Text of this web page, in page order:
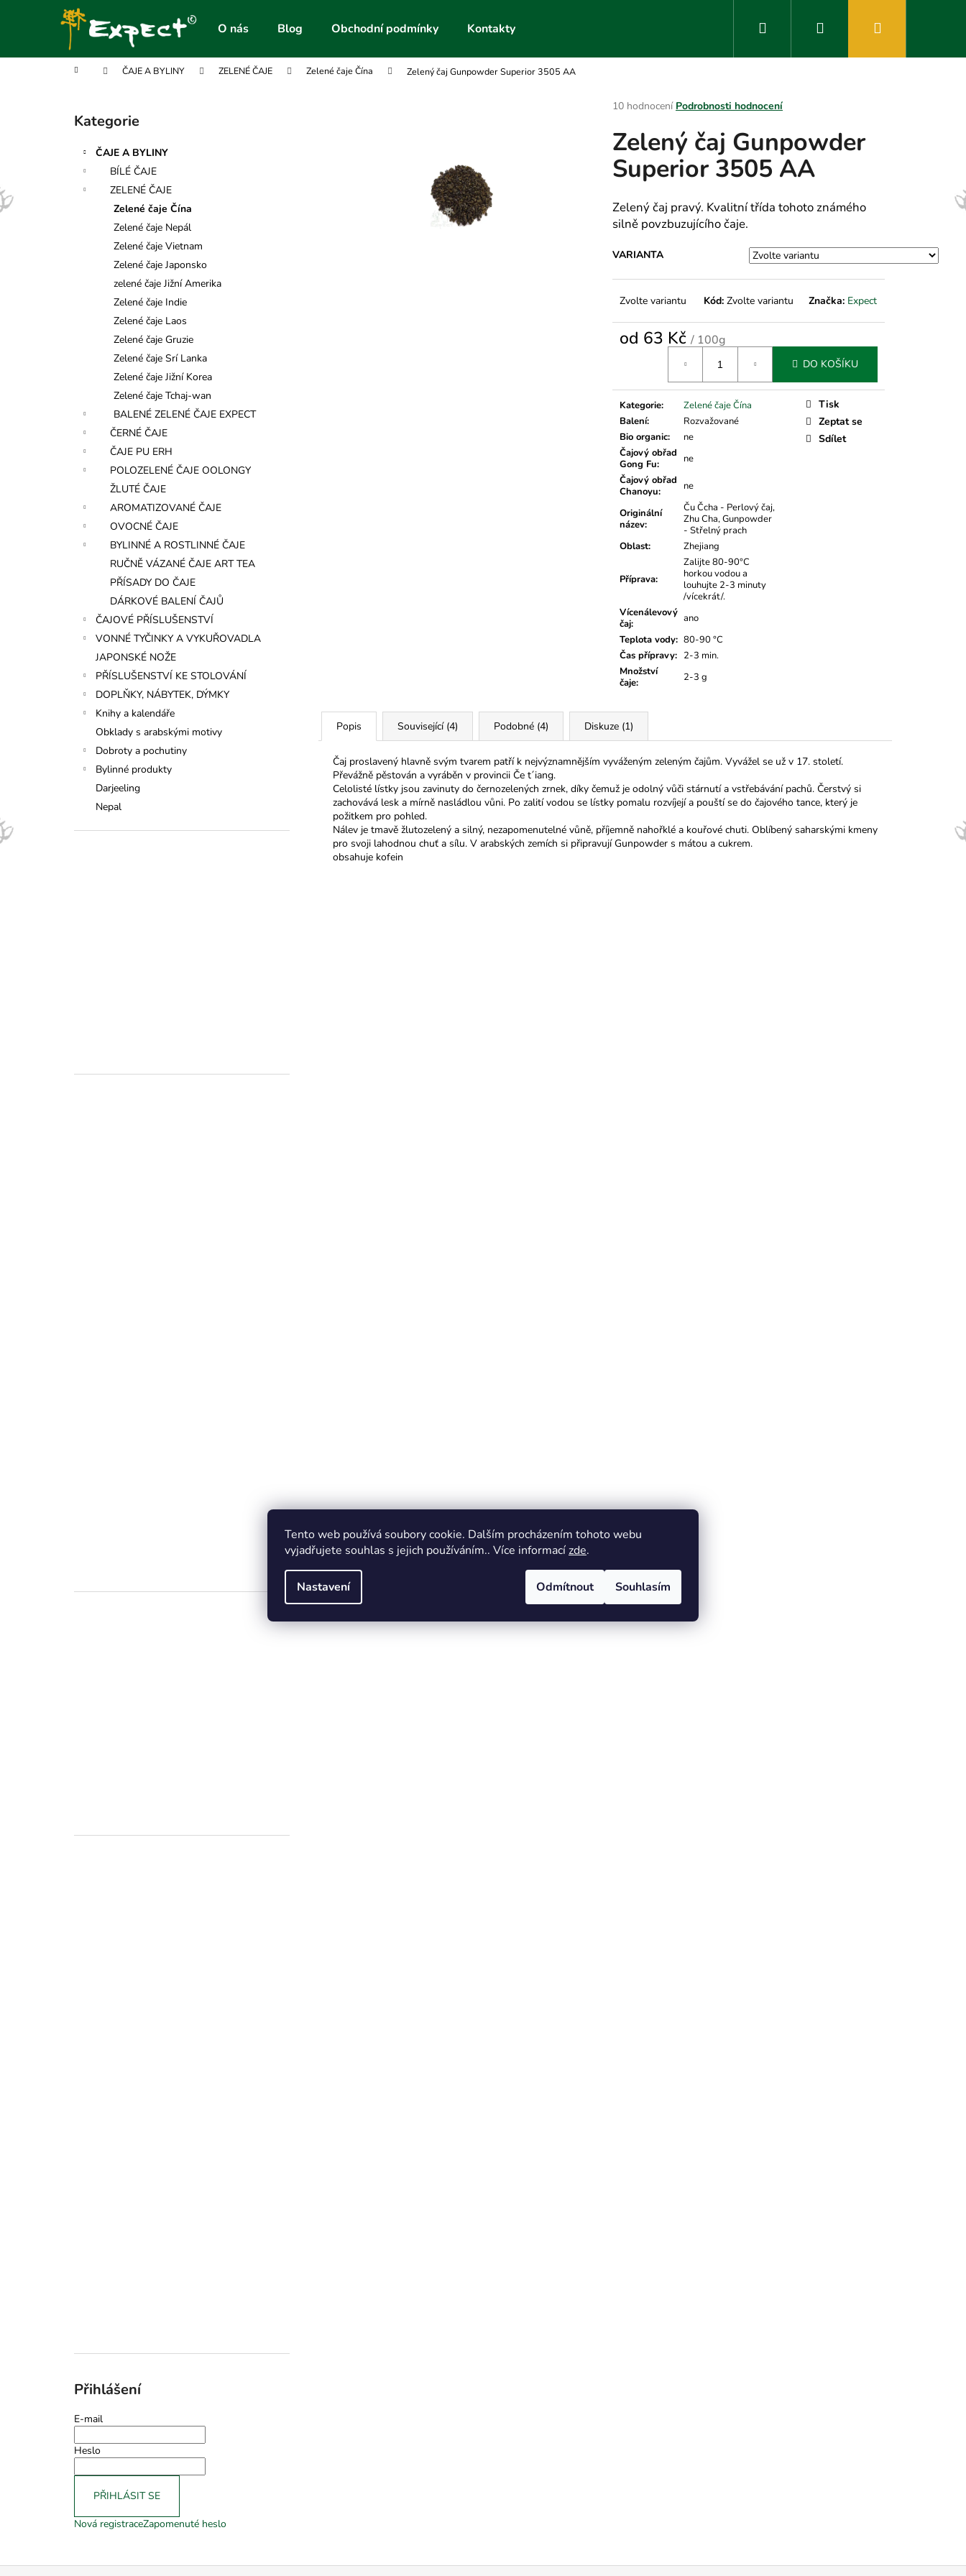
Tento web používá soubory cookie. Dalším procházením tohoto webu
vyjadřujete souhlas s jejich používáním.. Více informacízde.
Nastavení Odmítnout Souhlasím
O nás Blog Obchodní podmínky Kontakty Hledat Přihlášení
Domů ČAJE A BYLINY ZELENÉ ČAJE Zelené čaje Čína Zelený čaj Gunpowder Superior 3505 AA
Přeskočit
kategorie
Kategorie
ČAJE A BYLINY
BÍLÉ ČAJE
ZELENÉ ČAJE
Zelené čaje Čína
Zelené čaje Nepál
Zelené čaje Vietnam
Zelené čaje Japonsko
zelené čaje Jižní Amerika
Zelené čaje Indie
Zelené čaje Laos
Zelené čaje Gruzie
Zelené čaje Srí Lanka
Zelené čaje Jižní Korea
Zelené čaje Tchaj-wan
BALENÉ ZELENÉ ČAJE EXPECT
ČERNÉ ČAJE
ČAJE PU ERH
POLOZELENÉ ČAJE OOLONGY
ŽLUTÉ ČAJE
AROMATIZOVANÉ ČAJE
OVOCNÉ ČAJE
BYLINNÉ A ROSTLINNÉ ČAJE
RUČNĚ VÁZANÉ ČAJE ART TEA
PŘÍSADY DO ČAJE
DÁRKOVÉ BALENÍ ČAJŮ
ČAJOVÉ PŘÍSLUŠENSTVÍ
VONNÉ TYČINKY A VYKUŘOVADLA
JAPONSKÉ NOŽE
PŘÍSLUŠENSTVÍ KE STOLOVÁNÍ
DOPLŇKY, NÁBYTEK, DÝMKY
Knihy a kalendáře
Obklady s arabskými motivy
Dobroty a pochutiny
Bylinné produkty
Darjeeling
Nepal
Přihlášení
E-mail
Heslo
PŘIHLÁSIT SE
Nová registraceZapomenuté heslo
Průměrné
produktu
je
3,6
z
hvězdiček.
10 hodnocení Podrobnosti hodnocení
Zelený čaj Gunpowder
Superior 3505 AA
Zelený čaj pravý. Kvalitní třída tohoto známého
silně povzbuzujícího čaje.
VARIANTA
Zvolte variantu Kód: Zvolte variantu Značka: Expect
od 63 Kč / 100g
DO KOŠÍKU
Kategorie:
Zelené čaje Čína
Balení:
Rozvažované
Bio organic:
ne
Čajový obřad
Gong Fu:
ne
Čajový obřad
Chanoyu: ne
Originální
název:
Ču Čcha - Perlový čaj,
Zhu Cha, Gunpowder
- Střelný prach
Oblast: Zhejiang
Příprava:
Zalijte 80-90°C
horkou vodou a
louhujte 2-3 minuty
/vícekrát/.
Vícenálevový
čaj:
ano
Teplota vody: 80-90 °C
Čas přípravy: 2-3 min.
Množství
čaje: 2-3 g
Tisk
Zeptat se
Sdílet
Popis Související (4) Podobné (4) Diskuze (1)
Čaj proslavený hlavně svým tvarem patří k nejvýznamnějším vyváženým zeleným čajům. Vyvážel se už v 17. století.
Převážně pěstován a vyráběn v provincii Če t´iang.
Celolisté lístky jsou zavinuty do černozelených zrnek, díky čemuž je odolný vůči stárnutí a vstřebávání pachů. Čerstvý si
zachovává lesk a mírně nasládlou vůni. Po zalití vodou se lístky pomalu rozvíjejí a pouští se do čajového tance, který je
požitkem pro pohled.
Nálev je tmavě žlutozelený a silný, nezapomenutelné vůně, příjemně nahořklé a kouřové chuti. Oblíbený saharskými kmeny
pro svoji lahodnou chuť a sílu. V arabských zemích si připravují Gunpowder s mátou a cukrem.
obsahuje kofein
í
Zpět
do
Zpět
do
Co potřebujete najít?
Doporučujeme